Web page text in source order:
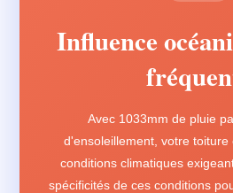
Influence
Avec 1033mm de pluie
d'ensoleillement, votre toiture
conditions climatiques
spécificités de ces conditions